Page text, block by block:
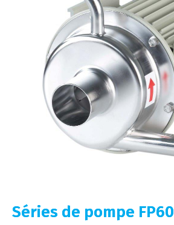
Séries de pompe FP60